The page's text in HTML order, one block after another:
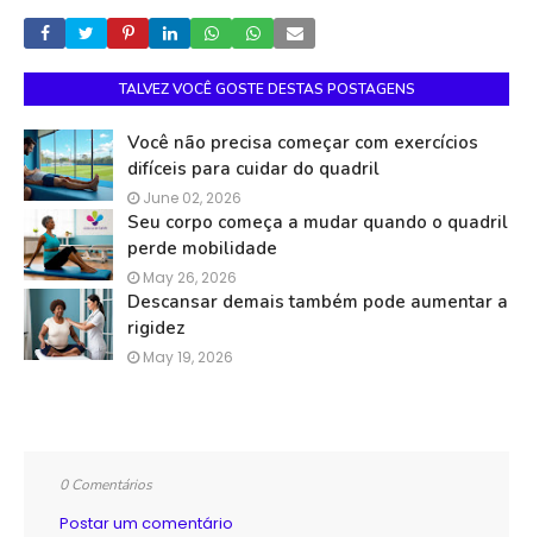
TALVEZ VOCÊ GOSTE DESTAS POSTAGENS
Você não precisa começar com exercícios
difíceis para cuidar do quadril
June 02, 2026
Seu corpo começa a mudar quando o quadril
perde mobilidade
May 26, 2026
Descansar demais também pode aumentar a
rigidez
May 19, 2026
0 Comentários
Postar um comentário